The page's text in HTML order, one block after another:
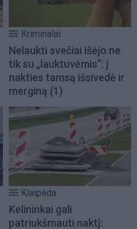
Kriminalai
Nelaukti svečiai išėjo ne
tik su „lauktuvėmis“: į
nakties tamsą išsivedė ir
merginą (1)
Klaipėda
Kelininkai gali
patriukšmauti naktį: